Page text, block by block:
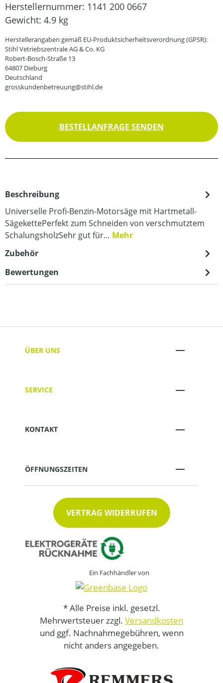
Herstellernummer: 1141 200 0667
Gewicht: 4.9 kg
Herstellerangaben gemäß EU-Produktsicherheitsverordnung (GPSR):
Stihl Vetriebszentrale AG & Co. KG
Robert-Bosch-Straße 13
64807 Dieburg
Deutschland
grosskundenbetreuung@stihl.de
BESTELLANFRAGE SENDEN
Beschreibung
Universelle Profi-Benzin-Motorsäge mit Hartmetall-
SägekettePerfekt zum Schneiden von verschmutztem
SchalungsholzSehr gut für… Mehr
Zubehör
Bewertungen
ÜBER UNS
SERVICE
KONTAKT
ÖFFNUNGSZEITEN
VERTRAG WIDERRUFEN
Ein Fachhändler von
* Alle Preise inkl. gesetzl.
Mehrwertsteuer zzgl. Versandkosten
und ggf. Nachnahmegebühren, wenn
nicht anders angegeben.